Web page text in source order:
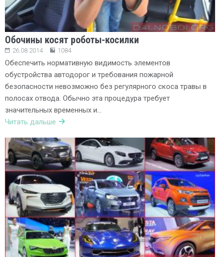
Обочины косят роботы-косилки
26.08.2014 1084
Обеспечить нормативную видимость элементов
обустройства автодорог и требования пожарной
безопасности невозможно без регулярного скоса травы в
полосах отвода. Обычно эта процедура требует
значительных временных и…
Читать дальше